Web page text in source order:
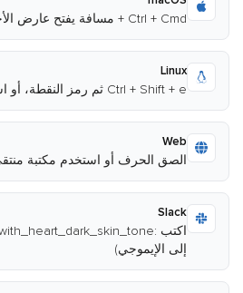
Ctrl + Cmd + مسافة يفتح عارض الأحرف
Linux
Ctrl + Shift + e ثم رمز النقطة، أو استخدم منتقي IBus
Web
الصق الحرف أو استخدم مكتبة منتقي
Slack
إلى الإيموجي)